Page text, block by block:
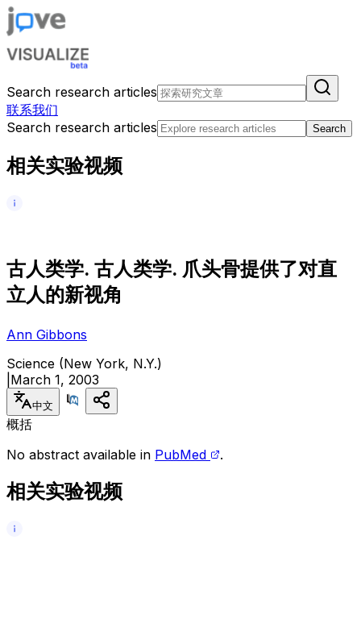
Search research articles
联系我们
Search research articles
Search
相关实验视频
古人类学. 古人类学. 爪头骨提供了对直
立人的新视角
Ann Gibbons
Science (New York, N.Y.)
March 1, 2003
中文
概括
No abstract available in PubMed .
相关实验视频